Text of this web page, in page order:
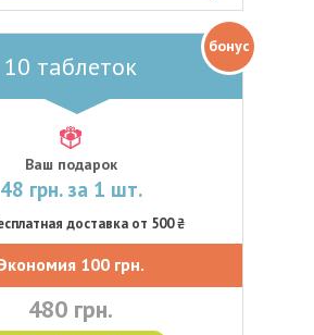
10 таблеток
Ваш подарок
48 грн. за 1 шт.
доставка от 500 ₴
100 грн.
480 грн.
бонус